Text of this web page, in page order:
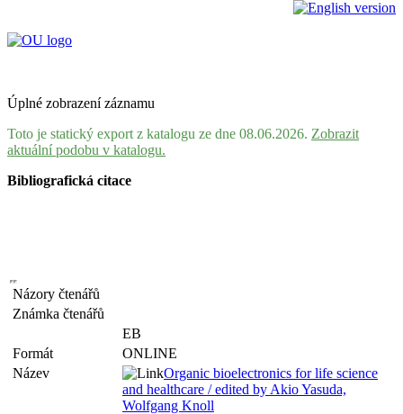
Úplné zobrazení záznamu
Toto je statický export z katalogu ze dne 08.06.2026. Zobrazit
aktuální podobu v katalogu.
Bibliografická citace
Názory čtenářů
Známka čtenářů
EB
Formát
ONLINE
Název
Organic bioelectronics for life science
and healthcare / edited by Akio Yasuda,
Wolfgang Knoll